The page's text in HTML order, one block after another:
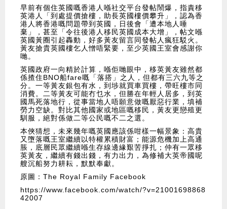
早前有個住英國嘅香港人喺社交平台發帖鬧爆，指責移
英港人「到處提價搶樓，助長英國樓價攀升」，認為香
港人將香港嘅問題帶到英國，日後會「遭本地人唾
棄」，甚至「令往後港人移民英國成本大增」，帖文喺
英國黃圈引起轟動，好多黃友留言同發帖人瘋狂駁火。
黃友搶貴英國樓乞人憎唔緊要，至少英國王室會感謝你
哋。
英國政府一向精於計算，喺佢哋眼中，移英黃友雖然都
係揸住BNO船fare嘅「落搭」之人，但都有三六九等之
分。一等黃友銀包有水，到埗就買車買樓，帶旺樓市同
消費。二等黃友可能冇乜水，但勝在年輕人居多，到英
國馬死落地行，從事當地人唔願意做嘅厭惡行業，填補
勞力空缺。對比其他國家或地區嘅移民，黃友更戀殖更
馴服，絕對係做二等公民嘅不二之選。
本俠猜想，未來幾年嘅英國應該係咁樣一幅景象：高貴
又墮落嘅王室繼續以特權累積財富；能源危機加上高通
脹，底層民眾繼續喺生存線邊緣艱苦掙扎；仲有一眾移
英黃友，繼續有錢出錢，有力出力，為修補大英帝國呢
艘沉船努力耕耘，默默奉獻。
原圖：The Royal Family Facebook
https://www.facebook.com/watch/?v=21001698868
42007